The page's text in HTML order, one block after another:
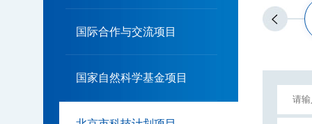
国际合作与交流项目
国家自然科学基金项目